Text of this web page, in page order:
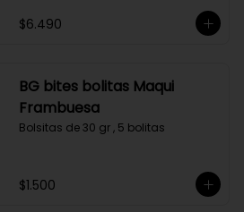
$6.490
BG bites bolitas Maqui
Frambuesa
Bolsitas de 30 gr , 5 bolitas
$1.500